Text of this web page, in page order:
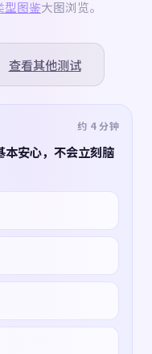
型图鉴大图浏览。
查看其他测试
约 4 分钟
本安心，不会立刻脑